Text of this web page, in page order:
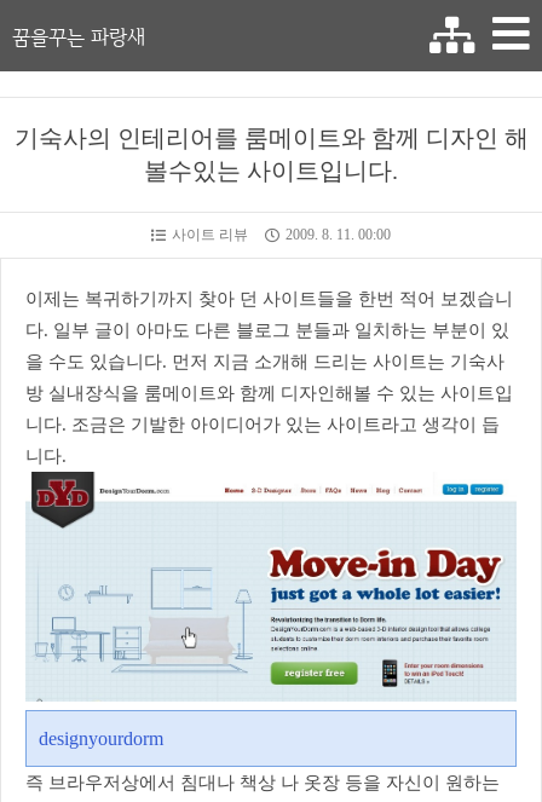
꿈을꾸는 파랑새
기숙사의 인테리어를 룸메이트와 함께 디자인 해
볼수있는 사이트입니다.
사이트 리뷰 2009. 8. 11. 00:00
이제는 복귀하기까지 찾아 던 사이트들을 한번 적어 보겠습니
다. 일부 글이 아마도 다른 블로그 분들과 일치하는 부분이 있
을 수도 있습니다. 먼저 지금 소개해 드리는 사이트는 기숙사
방 실내장식을 룸메이트와 함께 디자인해볼 수 있는 사이트입
니다. 조금은 기발한 아이디어가 있는 사이트라고 생각이 듭
니다.
designyourdorm
즉 브라우저상에서 침대나 책상 나 옷장 등을 자신이 원하는